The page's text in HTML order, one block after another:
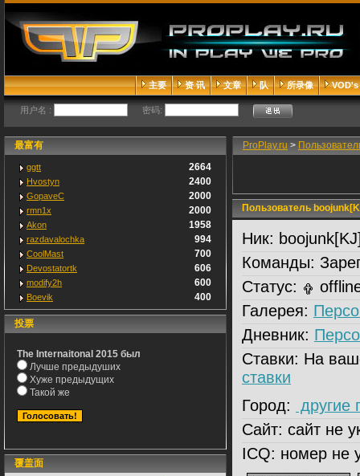
主要 资 讯 文章 队 所录像 VOD's
用户名 : 密码:
最富有
ggtt 2664
Hvostyn 2400
GopaveC 2000
rmn1x 2000
Akon 1958
razdavalochka 994
CoolMast 700
Devostatortk 606
modify2h 600
Boevik 400
投票
The Internaitonal 2015 был
Лучше предыдуших
Хуже предыдущих
Такой же
覆盖面
ProPlay.ru >
Пользователь
Ник:
Команды:
Статус:
Галерея:
Дневник:
Ставки: На
ставки
Город:
другие
Сайт: сайт не
ICQ: номер не